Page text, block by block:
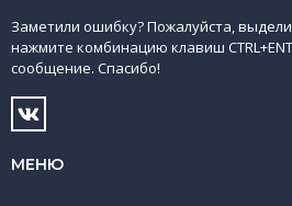
Заметили ошибку? Пожалуйста,
нажмите комбинацию клавиш
сообщение. Спасибо!
МЕНЮ